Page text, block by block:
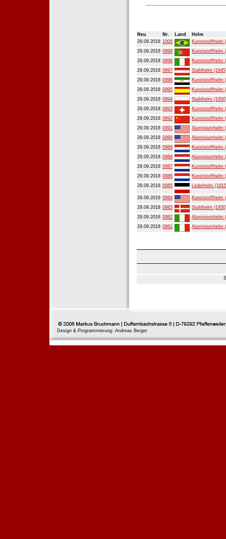
Neu Nr. Land
Helm
29.09.2018 1000
Kunststoffhelm
29.09.2018 0999
Kunststoffhelm
29.09.2018 0998
Kunststoffhelm
29.09.2018 0997
Stahlhelm
29.09.2018 0996
Kunststoffhelm
29.09.2018 0995
Kunststoffhelm
29.09.2018 0994
Stahlhelm
29.09.2018 0993
Kunststoffhelm
29.09.2018 0992
Kunststoffhelm
29.09.2018 0991
Aluminiumhelm
29.09.2018 0990
Aluminiumhelm
29.09.2018 0989
Kunststoffhelm
29.09.2018 0988
Aluminiumhelm
29.09.2018 0987
Kunststoffhelm
29.09.2018 0986
Kunststoffhelm
29.09.2018 0985 Lederhelm
29.09.2018 0984
Kunststoffhelm
29.09.2018 0983
Stahlhelm
29.09.2018 0982
Aluminiumhelm
29.09.2018 0981 Aluminiumhelm
Design & Programmierung: Andreas Berger